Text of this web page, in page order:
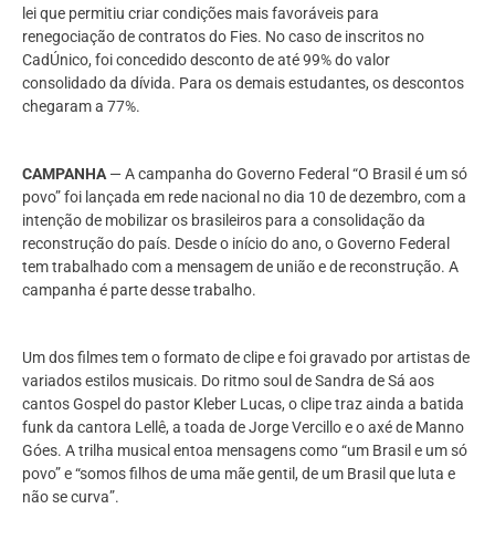
lei que permitiu criar condições mais favoráveis para
renegociação de contratos do Fies. No caso de inscritos no
CadÚnico, foi concedido desconto de até 99% do valor
consolidado da dívida. Para os demais estudantes, os descontos
chegaram a 77%.
CAMPANHA — A campanha do Governo Federal “O Brasil é um só
povo” foi lançada em rede nacional no dia 10 de dezembro, com a
intenção de mobilizar os brasileiros para a consolidação da
reconstrução do país. Desde o início do ano, o Governo Federal
tem trabalhado com a mensagem de união e de reconstrução. A
campanha é parte desse trabalho.
Um dos filmes tem o formato de clipe e foi gravado por artistas de
variados estilos musicais. Do ritmo soul de Sandra de Sá aos
cantos Gospel do pastor Kleber Lucas, o clipe traz ainda a batida
funk da cantora Lellê, a toada de Jorge Vercillo e o axé de Manno
Góes. A trilha musical entoa mensagens como “um Brasil e um só
povo” e “somos filhos de uma mãe gentil, de um Brasil que luta e
não se curva”.